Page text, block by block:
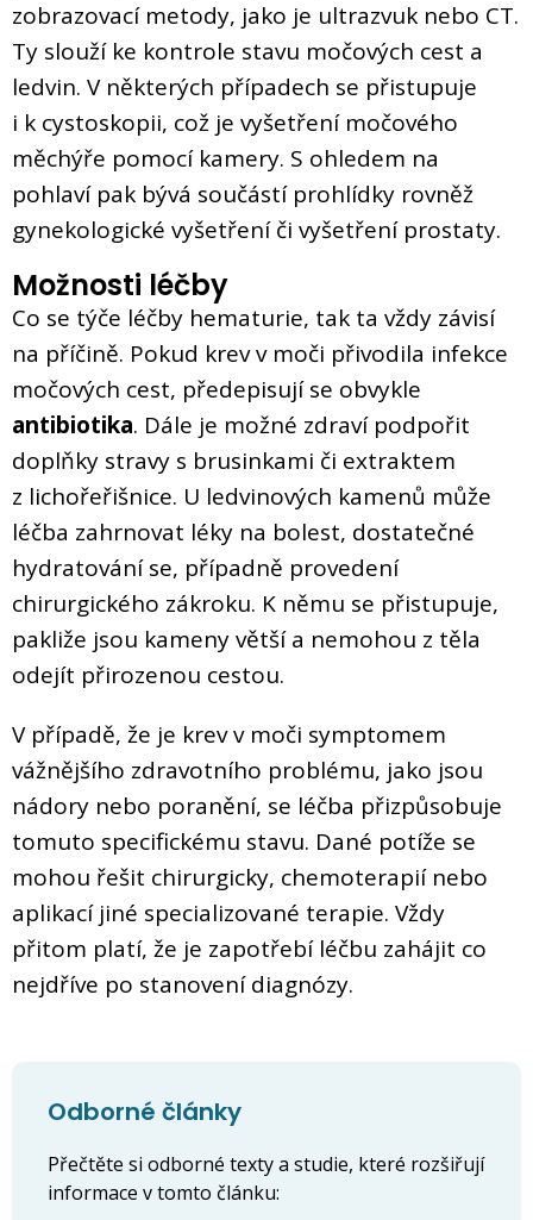
zobrazovací metody, jako je ultrazvuk nebo CT.
Ty slouží ke kontrole stavu močových cest a
ledvin. V některých případech se přistupuje
i k cystoskopii, což je vyšetření močového
měchýře pomocí kamery. S ohledem na
pohlaví pak bývá součástí prohlídky rovněž
gynekologické vyšetření či vyšetření prostaty.
Možnosti léčby
Co se týče léčby hematurie, tak ta vždy závisí
na příčině. Pokud krev v moči přivodila infekce
močových cest, předepisují se obvykle
antibiotika. Dále je možné zdraví podpořit
doplňky stravy s brusinkami či extraktem
z lichořeřišnice. U ledvinových kamenů může
léčba zahrnovat léky na bolest, dostatečné
hydratování se, případně provedení
chirurgického zákroku. K němu se přistupuje,
pakliže jsou kameny větší a nemohou z těla
odejít přirozenou cestou.
V případě, že je krev v moči symptomem
vážnějšího zdravotního problému, jako jsou
nádory nebo poranění, se léčba přizpůsobuje
tomuto specifickému stavu. Dané potíže se
mohou řešit chirurgicky, chemoterapií nebo
aplikací jiné specializované terapie. Vždy
přitom platí, že je zapotřebí léčbu zahájit co
nejdříve po stanovení diagnózy.
Odborné články
Přečtěte si odborné texty a studie, které rozšiřují
informace v tomto článku: